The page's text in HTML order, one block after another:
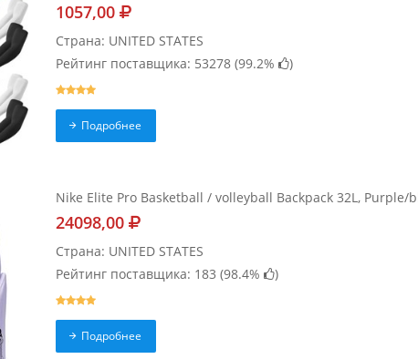
1057,00
Страна: UNITED STATES
Рейтинг поставщика: 53278 (99.2% )
Подробнее
Nike Elite Pro Basketball / volleyball Backpack 32L, Purple/
24098,00
Страна: UNITED STATES
Рейтинг поставщика: 183 (98.4% )
Подробнее